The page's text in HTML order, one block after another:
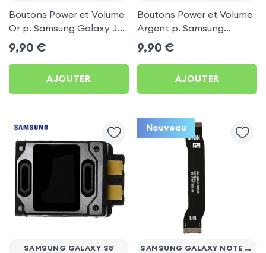
Boutons Power et Volume
Or p. Samsung Galaxy J5
2016 / Galaxy J7 2016
9,90 €
AJOUTER
Boutons Power et Volume
Argent p. Samsung
Galaxy J5 2016 / Galaxy
J7 2016
9,90 €
AJOUTER
SAMSUNG GALAXY S8
Nouveau
SAMSUNG GALAXY NOTE 20 ULTRA